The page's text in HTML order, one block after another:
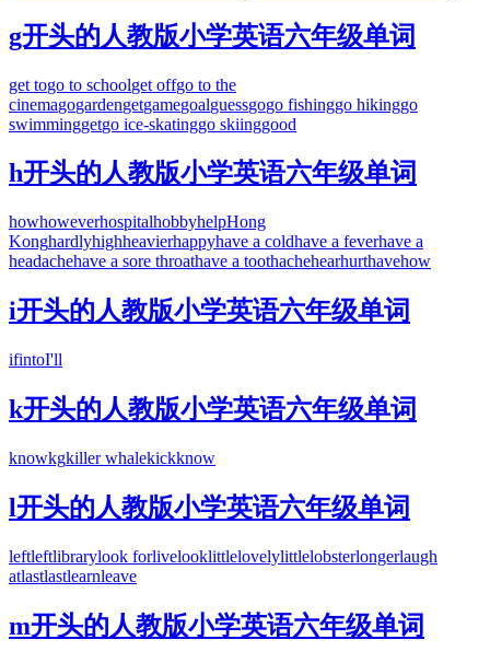
g开头的人教版小学英语六年级单词
get togo to schoolget offgo to the
cinemagogardengetgamegoalguessgogo fishinggo hikinggo
swimminggetgo ice-skatinggo skiinggood
h开头的人教版小学英语六年级单词
howhoweverhospitalhobbyhelpHong
Konghardlyhighheavierhappyhave a coldhave a feverhave a
headachehave a sore throathave a toothachehearhurthavehow
i开头的人教版小学英语六年级单词
ifintoI'll
k开头的人教版小学英语六年级单词
knowkgkiller whalekickknow
l开头的人教版小学英语六年级单词
leftleftlibrarylook forlivelooklittlelovelylittlelobsterlongerlaugh
atlastlastlearnleave
m开头的人教版小学英语六年级单词